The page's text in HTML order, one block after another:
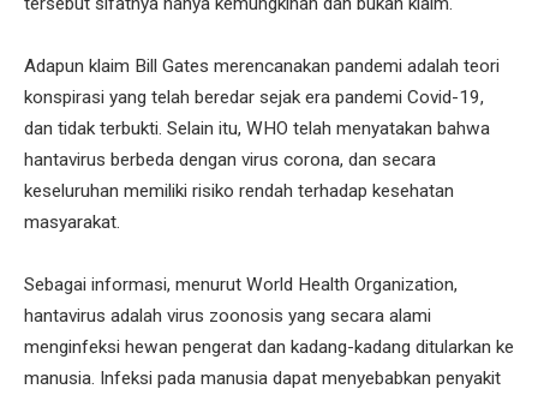
Adapun klaim Bill Gates merencanakan pandemi adalah teori
konspirasi yang telah beredar sejak era pandemi Covid-19,
dan tidak terbukti. Selain itu, WHO telah menyatakan bahwa
hantavirus berbeda dengan virus corona, dan secara
keseluruhan memiliki risiko rendah terhadap kesehatan
masyarakat.
Sebagai informasi, menurut World Health Organization,
hantavirus adalah virus zoonosis yang secara alami
menginfeksi hewan pengerat dan kadang-kadang ditularkan ke
manusia. Infeksi pada manusia dapat menyebabkan penyakit